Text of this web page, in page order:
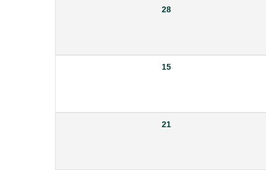
28
15
21